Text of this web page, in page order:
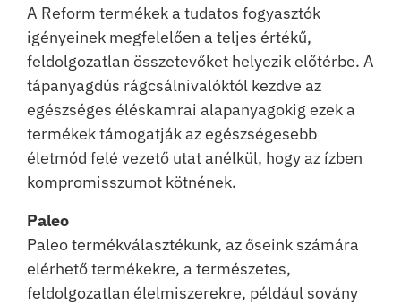
A Reform termékek a tudatos fogyasztók
igényeinek megfelelően a teljes értékű,
feldolgozatlan összetevőket helyezik előtérbe. A
tápanyagdús rágcsálnivalóktól kezdve az
egészséges éléskamrai alapanyagokig ezek a
termékek támogatják az egészségesebb
életmód felé vezető utat anélkül, hogy az ízben
kompromisszumot kötnének.
Paleo
Paleo termékválasztékunk, az őseink számára
elérhető termékekre, a természetes,
feldolgozatlan élelmiszerekre, például sovány